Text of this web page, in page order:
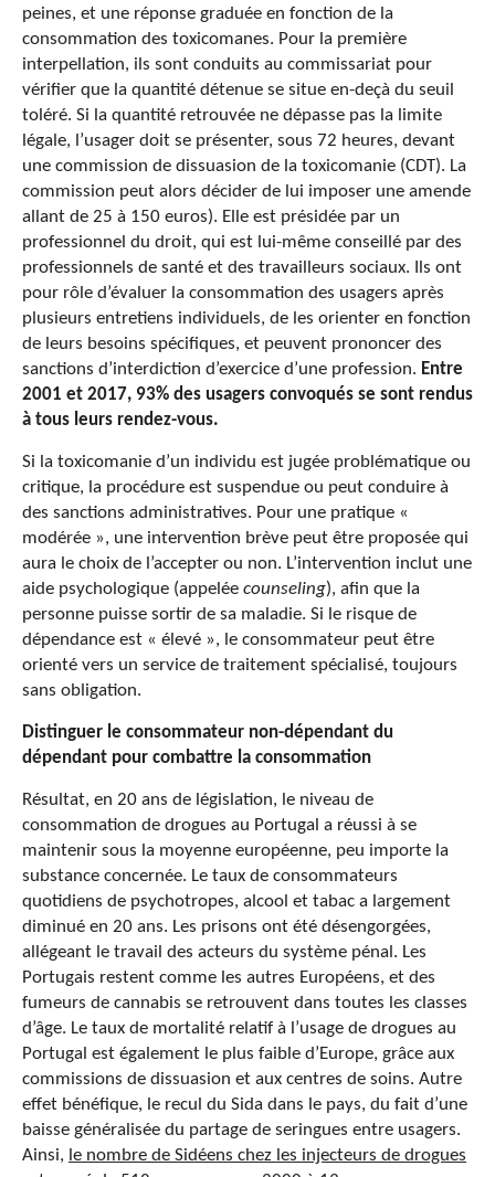
peines, et une réponse graduée en fonction de la
consommation des toxicomanes. Pour la première
interpellation, ils sont conduits au commissariat pour
vérifier que la quantité détenue se situe en-deçà du seuil
toléré. Si la quantité retrouvée ne dépasse pas la limite
légale, l’usager doit se présenter, sous 72 heures, devant
une commission de dissuasion de la toxicomanie (CDT). La
commission peut alors décider de lui imposer une amende
allant de 25 à 150 euros). Elle est présidée par un
professionnel du droit, qui est lui-même conseillé par des
professionnels de santé et des travailleurs sociaux. Ils ont
pour rôle d’évaluer la consommation des usagers après
plusieurs entretiens individuels, de les orienter en fonction
de leurs besoins spécifiques, et peuvent prononcer des
sanctions d’interdiction d’exercice d’une profession. Entre
2001 et 2017, 93% des usagers convoqués se sont rendus
à tous leurs rendez-vous.
Si la toxicomanie d’un individu est jugée problématique ou
critique, la procédure est suspendue ou peut conduire à
des sanctions administratives. Pour une pratique «
modérée », une intervention brève peut être proposée qui
aura le choix de l’accepter ou non. L’intervention inclut une
aide psychologique (appelée counseling), afin que la
personne puisse sortir de sa maladie. Si le risque de
dépendance est « élevé », le consommateur peut être
orienté vers un service de traitement spécialisé, toujours
sans obligation.
Distinguer le consommateur non-dépendant du
dépendant pour combattre la consommation
Résultat, en 20 ans de législation, le niveau de
consommation de drogues au Portugal a réussi à se
maintenir sous la moyenne européenne, peu importe la
substance concernée. Le taux de consommateurs
quotidiens de psychotropes, alcool et tabac a largement
diminué en 20 ans. Les prisons ont été désengorgées,
allégeant le travail des acteurs du système pénal. Les
Portugais restent comme les autres Européens, et des
fumeurs de cannabis se retrouvent dans toutes les classes
d’âge. Le taux de mortalité relatif à l’usage de drogues au
Portugal est également le plus faible d’Europe, grâce aux
commissions de dissuasion et aux centres de soins. Autre
effet bénéfique, le recul du Sida dans le pays, du fait d’une
baisse généralisée du partage de seringues entre usagers.
Ainsi, le nombre de Sidéens chez les injecteurs de drogues